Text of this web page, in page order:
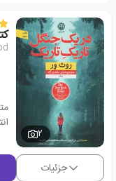
2
جزئیات